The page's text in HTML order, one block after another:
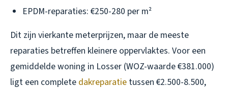
EPDM-reparaties: €250-280 per m²
Dit zijn vierkante meterprijzen, maar de meeste
reparaties betreffen kleinere oppervlaktes. Voor een
gemiddelde woning in Losser (WOZ-waarde €381.000)
ligt een complete dakreparatie tussen €2.500-8.500,